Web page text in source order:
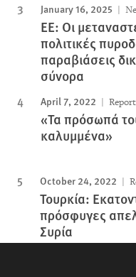
January 16, 2025
ΕΕ: Οι
πολιτικές
παραβιάσεις
σύνορα
April 7, 2022 Report
«Τα πρόσωπά
καλυμμένα»
October 24, 2022
Τουρκία:
πρόσφυγες
Συρία